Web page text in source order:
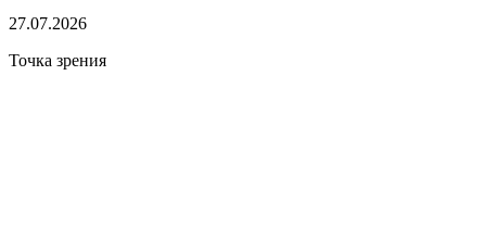
27.07.2026
Точка зрения